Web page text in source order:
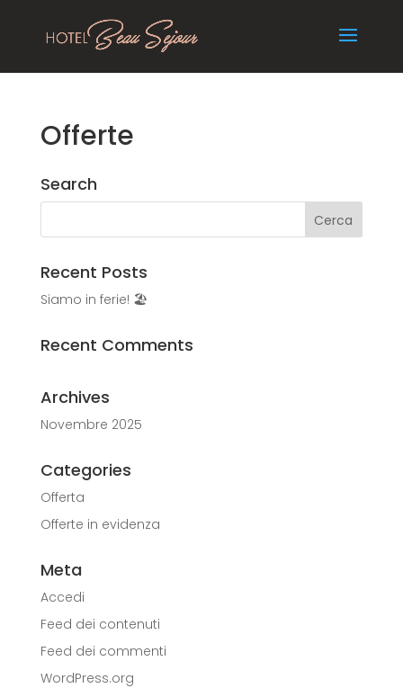
Offerte
Search
Recent Posts
Siamo in ferie! 🏖️
Recent Comments
Archives
Novembre 2025
Categories
Offerta
Offerte in evidenza
Meta
Accedi
Feed dei contenuti
Feed dei commenti
WordPress.org